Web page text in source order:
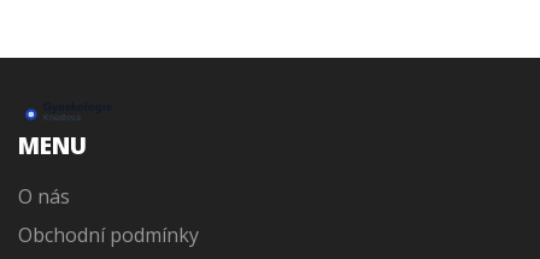
MENU
O nás
Obchodní podmínky